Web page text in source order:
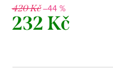
420 Kč–44 %
232 Kč